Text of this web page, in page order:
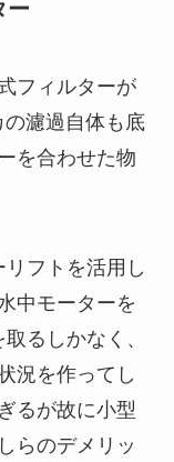
ー
フィルターが
濾過自体も底
を合わせた物
フトを活用し
中モーターを
るしかなく、
況を作ってし
るが故に小型
らのデメリッ